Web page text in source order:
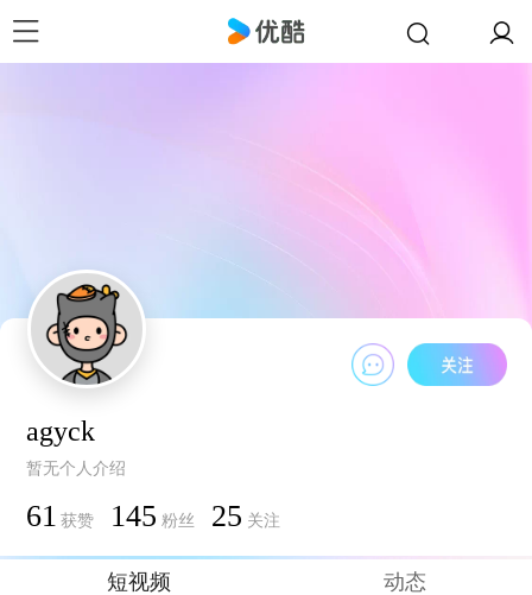
agyck
暂无个人介绍
61 获赞 145 粉丝 25 关注
短视频 动态